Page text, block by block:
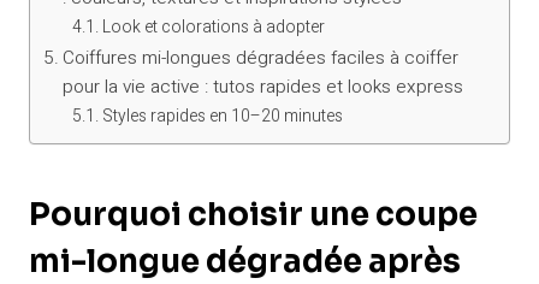
Look et colorations à adopter
Coiffures mi-longues dégradées faciles à coiffer
pour la vie active : tutos rapides et looks express
Styles rapides en 10–20 minutes
Pourquoi choisir une coupe
mi-longue dégradée après